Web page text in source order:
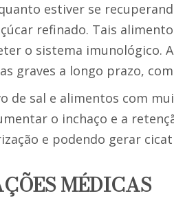
estiver se
refinado. Tais
o sistema imunológico.
graves a longo prazo,
de sal e alimentos com
o inchaço e a
e podendo gerar
MÉDICAS